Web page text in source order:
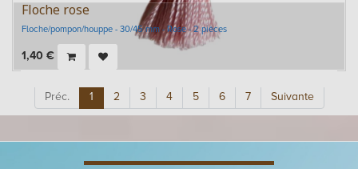
Floche rose
Floche/pompon/houppe - 30/45 mm - Rose - 2 pièces
1,40 €
Préc. 1 2 3 4 5 6 7 Suivante